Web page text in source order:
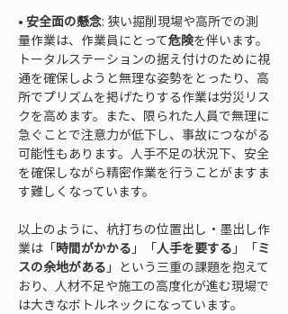
• 安全面の懸念: 狭い掘削現場や高所での測
量作業は、作業員にとって危険を伴います。
トータルステーションの据え付けのために視
通を確保しようと無理な姿勢をとったり、高
所でプリズムを掲げたりする作業は労災リス
クを高めます。また、限られた人員で無理に
急ぐことで注意力が低下し、事故につながる
可能性もあります。人手不足の状況下、安全
を確保しながら精密作業を行うことがますま
す難しくなっています。
以上のように、杭打ちの位置出し・墨出し作
業は「時間がかかる 」「人手を要する 」「ミ
スの余地がある 」という三重の課題を抱えて
おり、人材不足や施工の高度化が進む現場で
は大きなボトルネックになっています。